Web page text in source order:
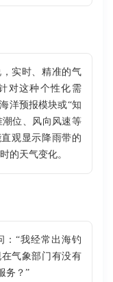
实时、精准的气
对这种个性化需
洋预报模块或“知
潮位、风向风速等
观显示降雨带的
的天气变化。
：“我经常出海钓
气象部门有没有
务？”